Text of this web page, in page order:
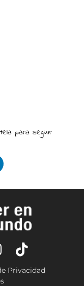
para seguir
Privacidad